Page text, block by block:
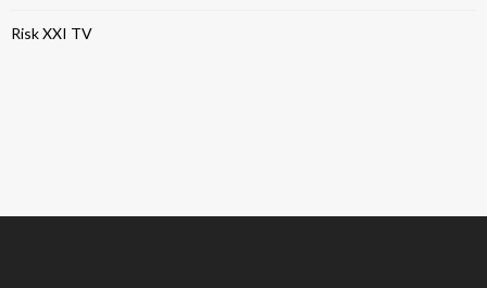
Risk XXI TV